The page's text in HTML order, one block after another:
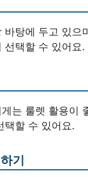
바탕에 두고 있
선택할 수 있어요.
는 룰렛 활용이
택할 수 있어요.
기